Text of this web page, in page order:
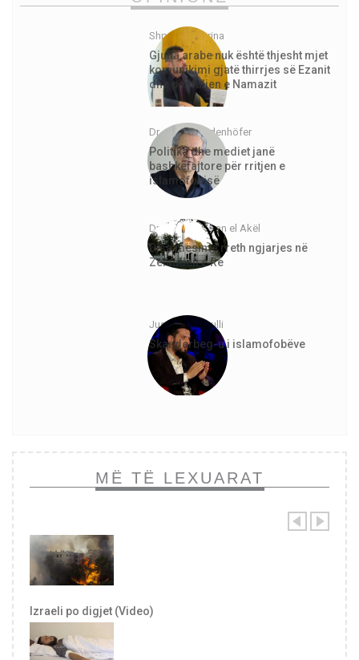
Shpejtim Morina
Gjuha arabe nuk është thjesht mjet
komunikimi gjatë thirrjes së Ezanit
dhe për faljen e Namazit
Dr. Jürgen Todenhöfer
Politika dhe mediet janë
bashkëfajtore për rritjen e
islamofobisë
Dr. Abdurrahman el Akël
Disa mësime rreth ngjarjes në
Zelandën e Re
Justinian Topulli
Skanderbeg-u i islamofobëve
MË TË LEXUARAT
Izraeli po digjet (Video)